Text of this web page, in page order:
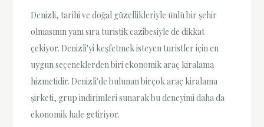
Denizli, tarihi ve doğal güzellikleriyle ünlü bir şehir
olmasının yanı sıra turistik cazibesiyle de dikkat
çekiyor. Denizli'yi keşfetmek isteyen turistler için en
uygun seçeneklerden biri ekonomik araç kiralama
hizmetidir. Denizli'de bulunan birçok araç kiralama
şirketi, grup indirimleri sunarak bu deneyimi daha da
ekonomik hale getiriyor.